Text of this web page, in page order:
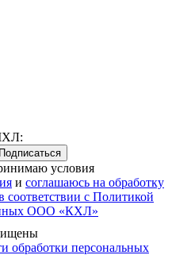
Подписаться
условия
и соглашаюсь на обработку
с Политикой
ООО «КХЛ»
обработки персональных